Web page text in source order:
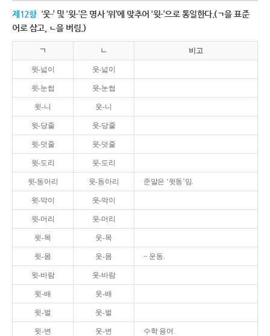
제12항 ‘웃-’ 및 ‘윗-’은 명사 ‘위’에 맞추어 ‘윗-’으로 통일한다.(ㄱ을 표준
어로 삼고, ㄴ을 버림.)
ㄱ ㄴ 비고
윗-넓이 웃-넓이
윗-눈썹 웃-눈썹
윗-니 웃-니
윗-당줄 웃-당줄
윗-덧줄 웃-덧줄
윗-도리 웃-도리
윗-동아리 웃-동아리 준말은 ‘윗동’임.
윗-막이 웃-막이
윗-머리 웃-머리
윗-목 웃-목
윗-몸 웃-몸 ~ 운동.
윗-바람 웃-바람
윗-배 웃-배
윗-벌 웃-벌
윗-변 웃-변 수학 용어.